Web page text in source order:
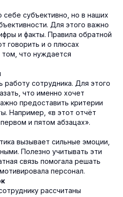
субъективно, но в наших
Для этого важно
и факты. Правила обратной
говорить и о плюсах
что нуждается
сотрудника. Для этого
что именно хочет
предоставить критерии
Например, «в этот отчёт
и пятом абзацах».
вызывает сильные эмоции,
Полезно учитывать эти
связь помогала решать
персонал.
рассчитаны